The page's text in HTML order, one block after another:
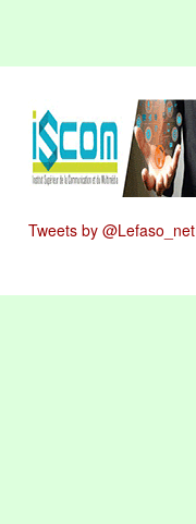
Tweets by @Lefaso_net